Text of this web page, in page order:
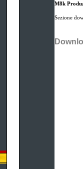
M8k
Sezione